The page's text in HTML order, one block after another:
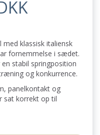
med klassisk italiensk
fornemmelse i sædet.
stabil springposition
og konkurrence.
panelkontakt og
sat korrekt op til